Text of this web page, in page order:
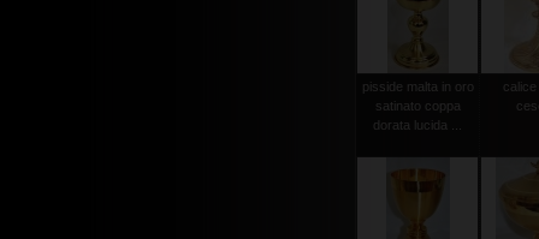
pisside malta in oro
satinato coppa
dorata lucida ...